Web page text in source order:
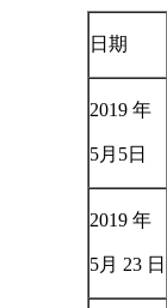
日期
2019 年
5月5日
2019 年
5月 23 日